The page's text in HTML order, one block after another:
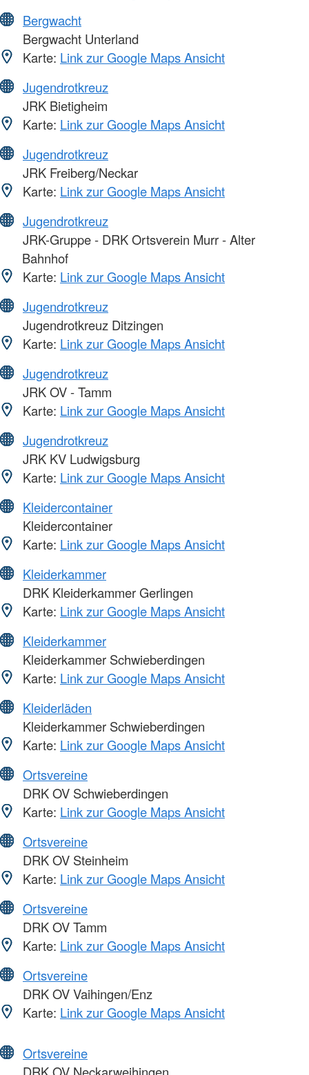
Bergwacht
Bergwacht Unterland
Karte: Link zur Google Maps Ansicht
Jugendrotkreuz
JRK Bietigheim
Karte: Link zur Google Maps Ansicht
Jugendrotkreuz
JRK Freiberg/Neckar
Karte: Link zur Google Maps Ansicht
Jugendrotkreuz
JRK-Gruppe - DRK Ortsverein Murr - Alter
Bahnhof
Karte: Link zur Google Maps Ansicht
Jugendrotkreuz
Jugendrotkreuz Ditzingen
Karte: Link zur Google Maps Ansicht
Jugendrotkreuz
JRK OV - Tamm
Karte: Link zur Google Maps Ansicht
Jugendrotkreuz
JRK KV Ludwigsburg
Karte: Link zur Google Maps Ansicht
Kleidercontainer
Kleidercontainer
Karte: Link zur Google Maps Ansicht
Kleiderkammer
DRK Kleiderkammer Gerlingen
Karte: Link zur Google Maps Ansicht
Kleiderkammer
Kleiderkammer Schwieberdingen
Karte: Link zur Google Maps Ansicht
Kleiderläden
Kleiderkammer Schwieberdingen
Karte: Link zur Google Maps Ansicht
Ortsvereine
DRK OV Schwieberdingen
Karte: Link zur Google Maps Ansicht
Ortsvereine
DRK OV Steinheim
Karte: Link zur Google Maps Ansicht
Ortsvereine
DRK OV Tamm
Karte: Link zur Google Maps Ansicht
Ortsvereine
DRK OV Vaihingen/Enz
Karte: Link zur Google Maps Ansicht
Ortsvereine
DRK OV Neckarweihingen